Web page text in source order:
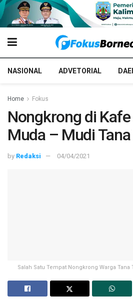
NASIONAL ADVETORIAL
Home Fokus
Nongkrong di
Muda – Mudi
by Redaksi 04/04/2021
Salah Satu Tempat Nongkrong Warga